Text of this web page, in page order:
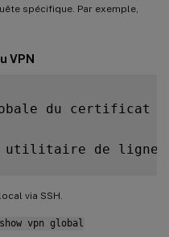
spécifique. Par exemple,
VPN
du certificat
utilitaire de ligne
via SSH.
show vpn global